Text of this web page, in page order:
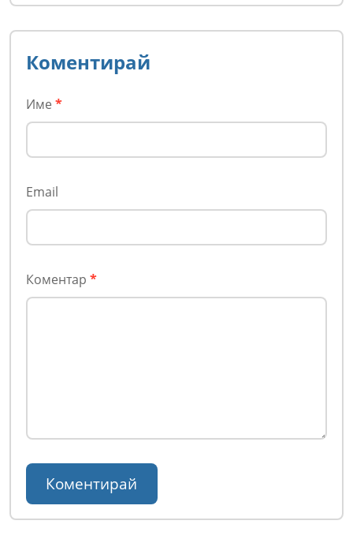
Коментирай
Име *
Email
Коментар *